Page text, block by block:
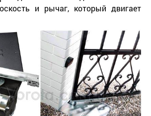
и рычаг, который двигает